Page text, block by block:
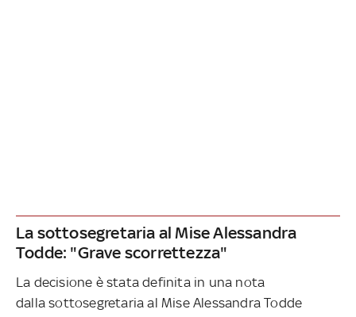
La sottosegretaria al Mise Alessandra
Todde: "Grave scorrettezza"
La decisione è stata definita in una nota
dalla sottosegretaria al Mise Alessandra Todde